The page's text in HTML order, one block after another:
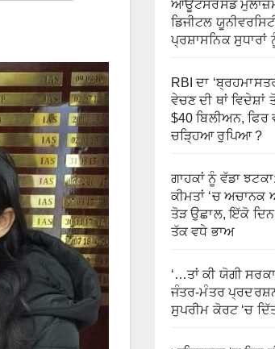
ਆਊਟਸੋਰਸਡ
ਡਿਜੀਟਲ
ਪ੍ਰਸ਼ਾਸਨਿਕ ਸੁਧਾਰਾਂ
RBI ਦਾ
ਵੇਚਣ ਦੀ ਥਾਂ ਵਿਦੇਸ਼ਾਂ
$40 ਬਿਲੀਅਨ, ਫਿਰ
ਚੜ੍ਹਿਆ ਰੁਪਿਆ ?
ਗਾਹਕਾਂ ਨੂੰ ਵੱਡਾ
ਕੀਮਤਾਂ ‘ਚ
ਤੋੜ ਉਛਾਲ, ਇੱਕੋ ਦਿਨ
ਤੱਕ ਵਧੇ ਭਾਅ
‘…ਤਾਂ ਕੀ ਯੋਗੀ
ਜੰਤਰ-ਮੰਤਰ
ਸੁਪਰੀਮ ਕੋਰਟ ‘ਚ